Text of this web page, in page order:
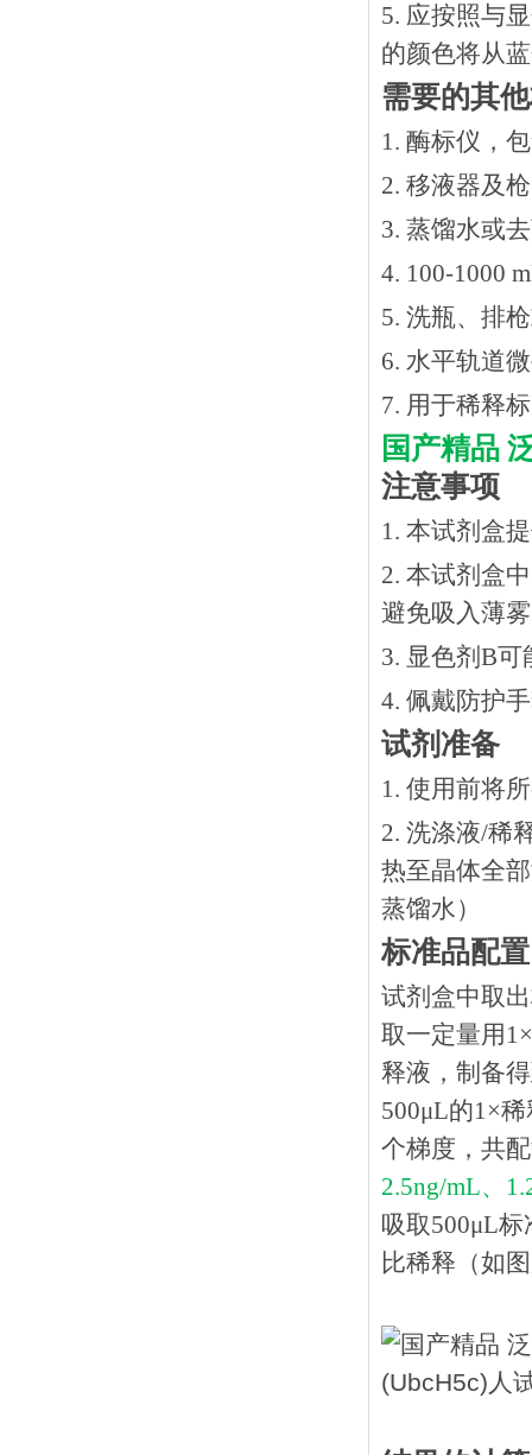
5. 应按照与
的颜色将从
需要的其
1. 酶标仪，
2. 移液器及
3. 蒸馏水或
4. 100-1000
5. 洗瓶、排
6. 水平轨道
7. 用于稀释
国产精品
注意事项
1. 本试剂盒
2. 本试剂盒
避免吸入薄
3. 显色剂B
4. 佩戴防护
试剂准备
1. 使用前将
2. 洗涤液/稀
热⾄晶体全
蒸馏水）
标准品配置
试剂盒中取
取一定量用
释液，制备
500μL的1×
个梯度，共
2.5ng/mL、
吸取500μL
比稀释（如